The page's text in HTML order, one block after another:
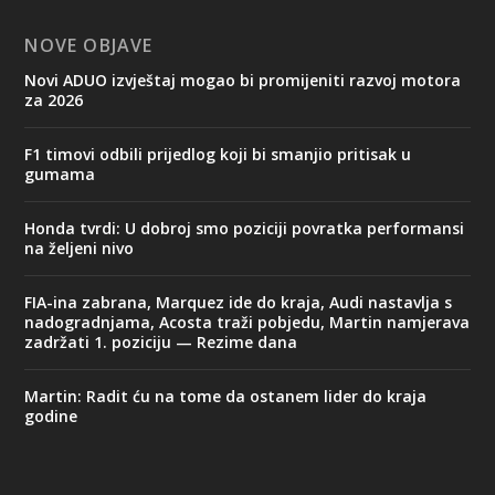
NOVE OBJAVE
Novi ADUO izvještaj mogao bi promijeniti razvoj motora
za 2026
F1 timovi odbili prijedlog koji bi smanjio pritisak u
gumama
Honda tvrdi: U dobroj smo poziciji povratka performansi
na željeni nivo
FIA-ina zabrana, Marquez ide do kraja, Audi nastavlja s
nadogradnjama, Acosta traži pobjedu, Martin namjerava
zadržati 1. poziciju — Rezime dana
Martin: Radit ću na tome da ostanem lider do kraja
godine